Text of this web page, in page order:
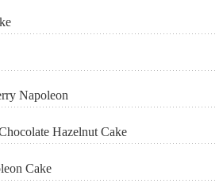
Napoleon
Hazelnut Cake
Cake